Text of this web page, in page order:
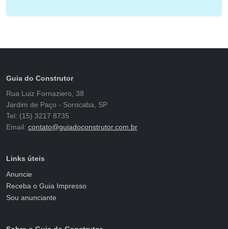
Guia do Construtor
Rua Luiz Fornaziero, 38
Jardim de Paço - Sorocaba, SP
Tel: (15) 3217 8735
Email: contato@guiadoconstrutor.com.br
Links úteis
Anuncie
Receba o Guia Impresso
Sou anunciante